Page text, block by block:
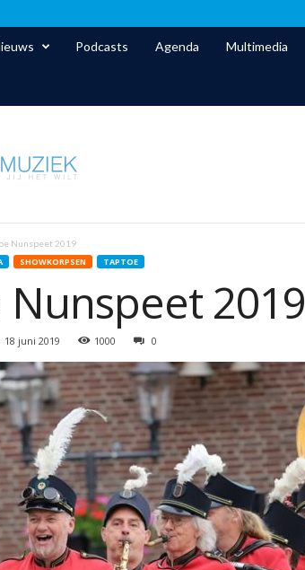
Podcasts Agenda Multimedia
Nunspeet 2019
SHOWKORPSEN TAPTOE
2019
18 juni 2019 1000 0